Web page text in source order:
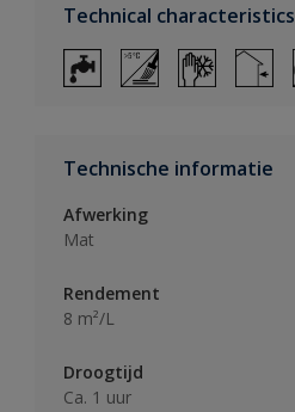
Technical characteristics
Technische informatie
Afwerking
Mat
Rendement
8 m²/L
Droogtijd
Ca. 1 uur